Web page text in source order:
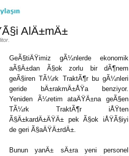
AlÄ±mÄ±
GeÃ§tiÄŸimiz gÃ¼nlerde ekonomik
aÃ§Ä±dan Ã§ok zorlu bir dÃ¶nem
geÃ§iren TÃ¼rk TraktÃ¶r bu gÃ¼nleri
geride bÄ±rakmÄ±ÅŸa benziyor.
Yeniden Ã¼retim ataÄŸÄ±na geÃ§en
TÃ¼rk TraktÃ¶r iÅŸten
Ã§Ä±kardÄ±ÄŸÄ± pek Ã§ok iÅŸÃ§iyi
de geri Ã§aÄŸÄ±rdÄ±.
Bunun yanÄ± sÄ±ra yeni personel